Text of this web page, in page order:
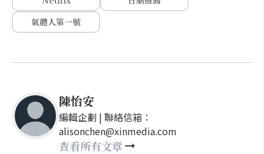
氣體人第一號
陳怡安
編輯企劃 | 聯絡信箱：
alisonchen@xinmedia.com
查看所有文章